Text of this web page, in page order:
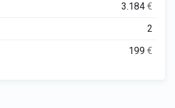
3.184€
2
199€